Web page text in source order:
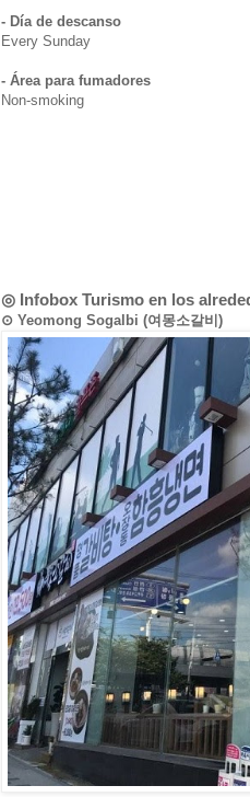
- Día de descanso
Every Sunday
- Área para fumadores
Non-smoking
◎ Infobox Turismo en los
⊙ Yeomong Sogalbi (여몽소갈비)